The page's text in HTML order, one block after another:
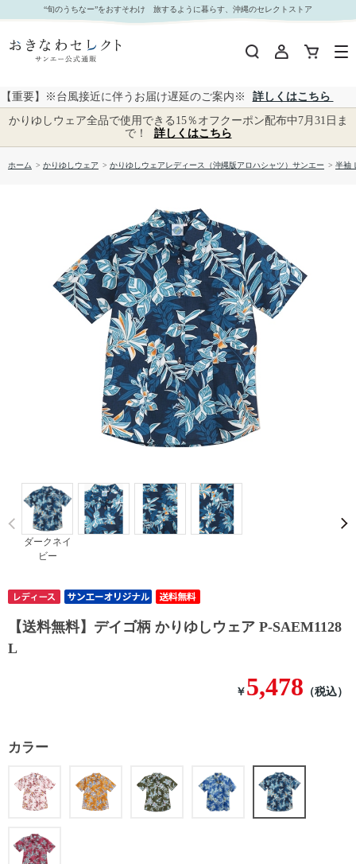
【送料無料】デイゴ柄 かりゆしウェア P-SAEM1128 L｜おきなわセレクト サンエー公式通販
“旬のうちなー”をおすそわけ 旅するように暮らす、沖縄のセレクトストア
【重要】※台風接近に伴うお届け遅延のご案内※
詳しくはこちら
かりゆしウェア全品で使用できる15％オフクーポン配布中7月31日ま
で！
詳しくはこちら
ホーム > かりゆしウェア > かりゆしウェアレディース（沖縄版アロハシャツ）サンエー > 半袖
ダークネイ
ビー
Prev
【送料無料】デイゴ柄 かりゆしウェア P-SAEM1128
L
￥ 5,478 （税込）
カラー